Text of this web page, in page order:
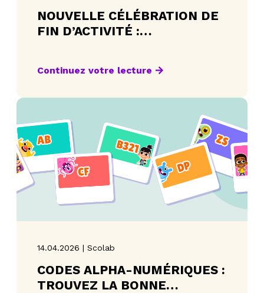
NOUVELLE CÉLÉBRATION DE
FIN D’ACTIVITÉ :
Continuez votre lecture
14.04.2026 | Scolab
CODES ALPHA-NUMÉRIQUES :
TROUVEZ LA BONNE